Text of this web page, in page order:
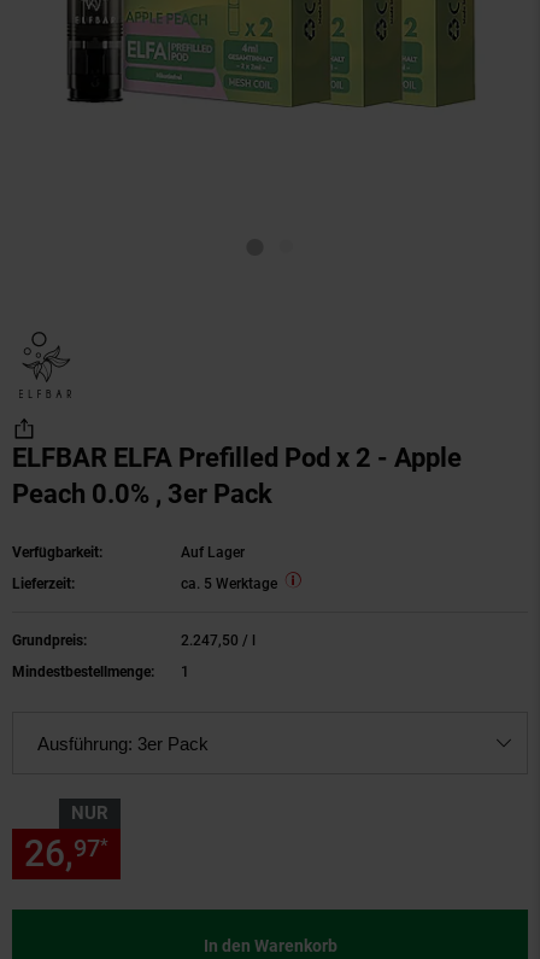
ELFBAR ELFA Prefilled Pod x 2 - Apple
Peach 0.0% , 3er Pack
Verfügbarkeit:
Auf Lager
Lieferzeit:
ca. 5 Werktage
Grundpreis: 2.247,50 / l
Mindestbestellmenge:
1
Ausführung: 3er Pack
NUR
26,97*
In den Warenkorb